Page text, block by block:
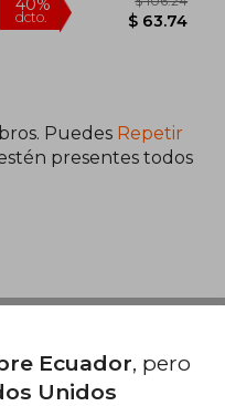
40%
dcto. $
Puedes Repetir
presentes todos
de Pago
Ecuador, pero
Unidos